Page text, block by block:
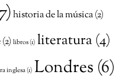
historia de la música(2)
(2) libros(1) literatura (4)
inglesa(1) Londres (6)